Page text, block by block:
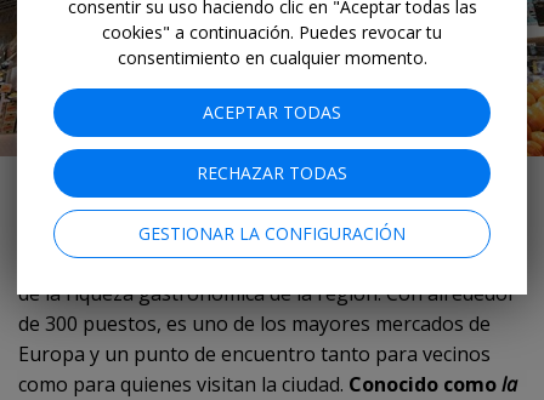
Mercado Central en la capital valenciana
El Mercado Central de Valènciaes uno de los mejores
lugares para saborear en un solo paseo buena parte
de la riqueza gastronómica de la región. Con alrededor
de 300 puestos, es uno de los mayores mercados de
Europa y un punto de encuentro tanto para vecinos
como para quienes visitan la ciudad. Conocido comola
consentir su uso haciendo clic en "Aceptar todas las
cookies" a continuación. Puedes revocar tu
consentimiento en cualquier momento.
ACEPTAR TODAS
RECHAZAR TODAS
GESTIONAR LA CONFIGURACIÓN